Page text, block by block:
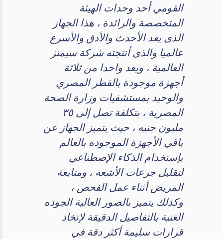
القومي أحد وحدات الهيئة
المتخصصة والرائدة ، هذا الجهاز
الذى يعد الأحدث والأدق والأسرع
عالميا والذى أنتجته شركة سيمنز
العالمية ، ويعد واحدا من ثلاثة
أجهزة موجودة بالقطر المصري
والوحيد بمستشفيات وزارة الصحة
المصرية ، بتكلفة تصل إلى ٣٥
مليون جنيه ، حيث يتميز الجهاز عن
باقي الأجهزة الموجوده بالعالم
بإستخدام الذكاء الإصطناعي
لتقليل جرعات الأشعه ، ومتابعة
المريض أثناء عمل الفحص ،
وكذلك يتميز بالصور العالية الجوده
الغنية بالتفاصيل الدقيقة لإتخاذ
قرارات سليمة أكثر دقة في